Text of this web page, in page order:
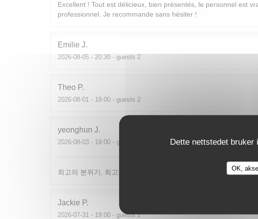
Dette nettstedet
OK,
Excellent ! Tout est délicieux, bien présentés, le personnel est
professionnel. Je recommande sans hésiter !
Emilie J
2026-08-05 - 20:30 - guests 2
Theo P
2026-08-01 - 19:00 - guests 2
yeonghun J
2026-08-03 - 19:00 - guests 4
최고의 분위기, 최고의 맛, 프랑스어가 서툴지만 서버가 친절함
Jackie P
2026-07-31 - 19:00 - guests 2